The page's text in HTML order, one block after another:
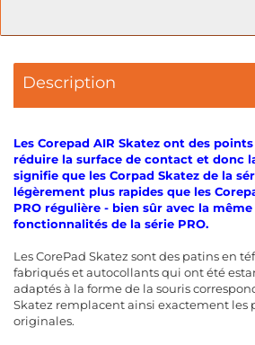
Description
Les Corepad AIR Skatez ont des
réduire la surface de contact et donc
signifie que les Corpad Skatez de la
légèrement plus rapides que les
PRO régulière - bien sûr avec la
fonctionnalités de la série PRO.
Les CorePad Skatez sont des patins en
fabriqués et autocollants qui ont été
adaptés à la forme de la souris
Skatez remplacent ainsi exactement les
originales.